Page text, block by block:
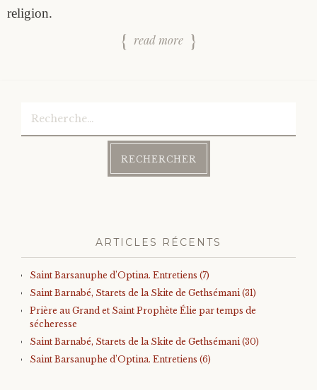
religion.
read more
ARTICLES RÉCENTS
Saint Barsanuphe d’Optina. Entretiens (7)
Saint Barnabé, Starets de la Skite de Gethsémani (31)
Prière au Grand et Saint Prophète Élie par temps de
sécheresse
Saint Barnabé, Starets de la Skite de Gethsémani (30)
Saint Barsanuphe d’Optina. Entretiens (6)